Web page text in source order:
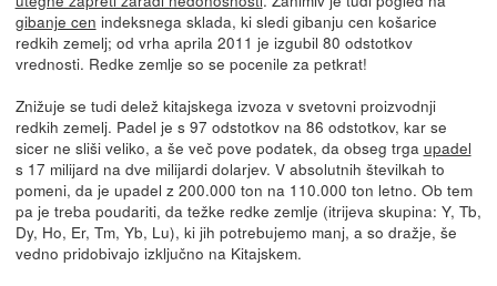
gibanje cen indeksnega sklada, ki sledi gibanju cen košarice
redkih zemelj; od vrha aprila 2011 je izgubil 80 odstotkov
vrednosti. Redke zemlje so se pocenile za petkrat!
Znižuje se tudi delež kitajskega izvoza v svetovni proizvodnji
redkih zemelj. Padel je s 97 odstotkov na 86 odstotkov, kar se
sicer ne sliši veliko, a še več pove podatek, da obseg trga upadel
s 17 milijard na dve milijardi dolarjev. V absolutnih številkah to
pomeni, da je upadel z 200.000 ton na 110.000 ton letno. Ob tem
pa je treba poudariti, da težke redke zemlje (itrijeva skupina: Y, Tb,
Dy, Ho, Er, Tm, Yb, Lu), ki jih potrebujemo manj, a so dražje, še
vedno pridobivajo izključno na Kitajskem.